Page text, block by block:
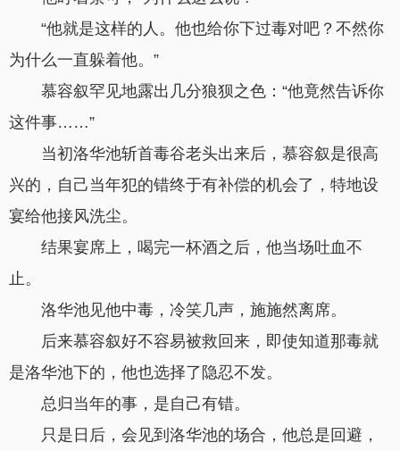
“他就是这样的人。他也给你下过毒对吧？不然你
为什么一直躲着他。”
慕容叙罕见地露出几分狼狈之色：“他竟然告诉你
这件事……”
当初洛华池斩首毒谷老头出来后，慕容叙是很高
兴的，自己当年犯的错终于有补偿的机会了，特地设
宴给他接风洗尘。
结果宴席上，喝完一杯酒之后，他当场吐血不
止。
洛华池见他中毒，冷笑几声，施施然离席。
后来慕容叙好不容易被救回来，即使知道那毒就
是洛华池下的，他也选择了隐忍不发。
总归当年的事，是自己有错。
只是日后，会见到洛华池的场合，他总是回避，